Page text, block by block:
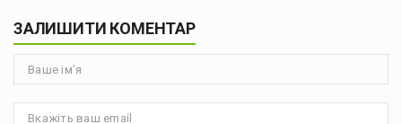
ЗАЛИШИТИ КОМЕНТАР